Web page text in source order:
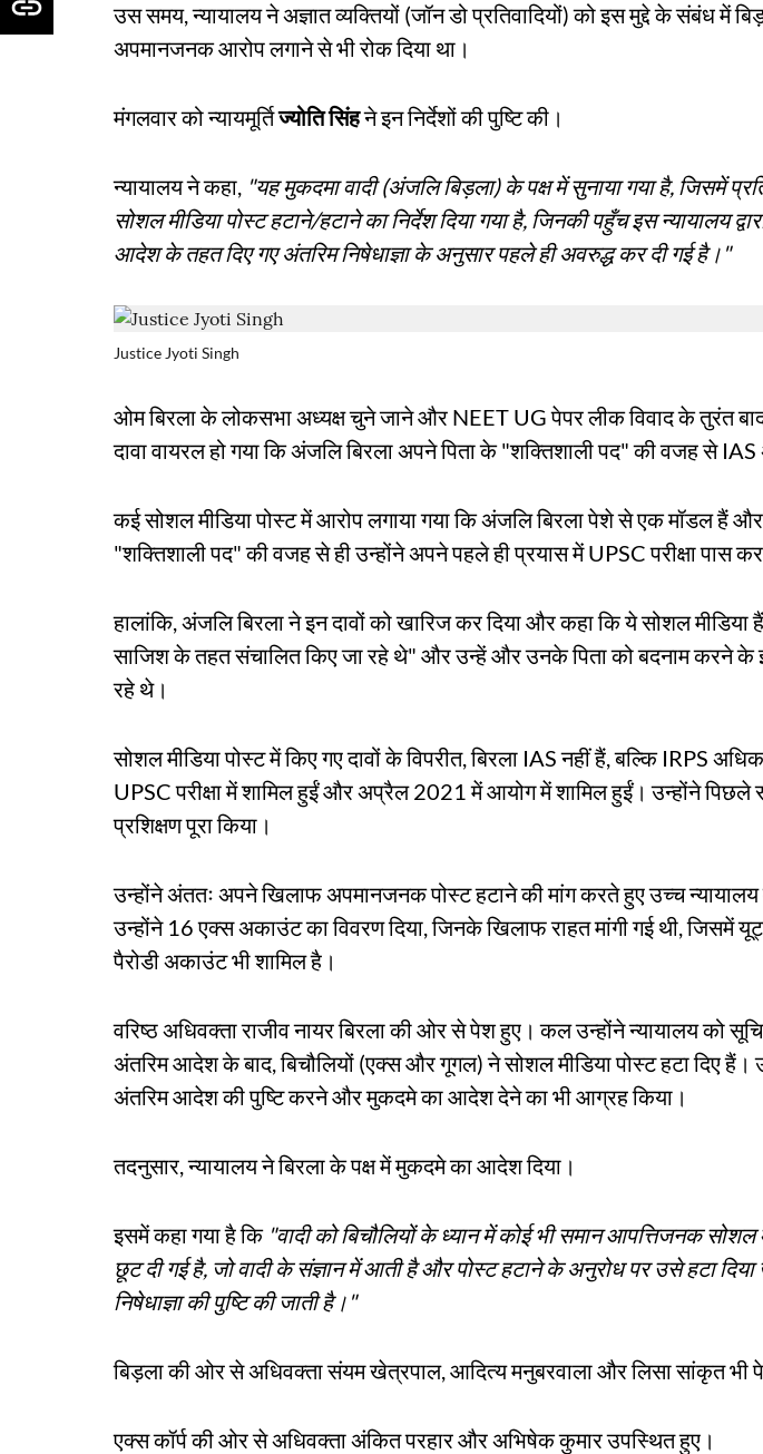
उस समय, न्यायालय ने अज्ञात व्यक्तियों (जॉन डो प्रतिवादियों) को इस मुद्दे के संबंध में
अपमानजनक आरोप लगाने से भी रोक दिया था।
मंगलवार को न्यायमूर्तिज्योति सिंहने इन निर्देशों की पुष्टि की।
न्यायालय ने कहा, "यह मुकदमा वादी (अंजलि बिड़ला) के पक्ष में सुनाया गया है, जिसमें
सोशल मीडिया पोस्ट हटाने/हटाने का निर्देश दिया गया है, जिनकी पहुँच इस न्यायालय
आदेश के तहत दिए गए अंतरिम निषेधाज्ञा के अनुसार पहले ही अवरुद्ध कर दी गई है।"
Justice Jyoti Singh
ओम बिरला के लोकसभा अध्यक्ष चुने जाने और NEET UG पेपर लीक विवाद के तुरंत
दावा वायरल हो गया कि अंजलि बिरला अपने पिता के "शक्तिशाली पद" की वजह से IAS
कई सोशल मीडिया पोस्ट में आरोप लगाया गया कि अंजलि बिरला पेशे से एक मॉडल हैं
"शक्तिशाली पद" की वजह से ही उन्होंने अपने पहले ही प्रयास में UPSC परीक्षा पास
हालांकि, अंजलि बिरला ने इन दावों को खारिज कर दिया और कहा कि ये सोशल मीडिया
साजिश के तहत संचालित किए जा रहे थे" और उन्हें और उनके पिता को बदनाम करने के
रहे थे।
सोशल मीडिया पोस्ट में किए गए दावों के विपरीत, बिरला IAS नहीं हैं, बल्कि IRPS
UPSC परीक्षा में शामिल हुईं और अप्रैल 2021 में आयोग में शामिल हुईं। उन्होंने पिछले
प्रशिक्षण पूरा किया।
उन्होंने अंततः अपने खिलाफ अपमानजनक पोस्ट हटाने की मांग करते हुए उच्च न्यायालय
उन्होंने 16 एक्स अकाउंट का विवरण दिया, जिनके खिलाफ राहत मांगी गई थी, जिसमें
पैरोडी अकाउंट भी शामिल है।
वरिष्ठ अधिवक्ता राजीव नायर बिरला की ओर से पेश हुए। कल उन्होंने न्यायालय को
अंतरिम आदेश के बाद, बिचौलियों (एक्स और गूगल) ने सोशल मीडिया पोस्ट हटा दिए हैं।
अंतरिम आदेश की पुष्टि करने और मुकदमे का आदेश देने का भी आग्रह किया।
तदनुसार, न्यायालय ने बिरला के पक्ष में मुकदमे का आदेश दिया।
इसमें कहा गया है कि "वादी को बिचौलियों के ध्यान में कोई भी समान आपत्तिजनक सोशल
छूट दी गई है, जो वादी के संज्ञान में आती है और पोस्ट हटाने के अनुरोध पर उसे हटा दिया
निषेधाज्ञा की पुष्टि की जाती है।"
बिड़ला की ओर से अधिवक्ता संयम खेत्रपाल, आदित्य मनुबरवाला और लिसा सांकृत भी
एक्स कॉर्प की ओर से अधिवक्ता अंकित परहार और अभिषेक कुमार उपस्थित हुए।